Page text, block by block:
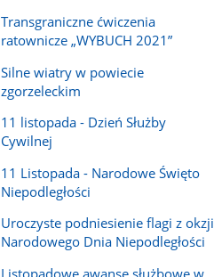
Transgraniczne ćwiczenia
ratownicze „WYBUCH 2021”
Silne wiatry w powiecie
zgorzeleckim
11 listopada - Dzień Służby
Cywilnej
11 Listopada - Narodowe Święto
Niepodległości
Uroczyste podniesienie flagi z okzji
Narodowego Dnia Niepodległości
Listopadowe awanse służbowe w